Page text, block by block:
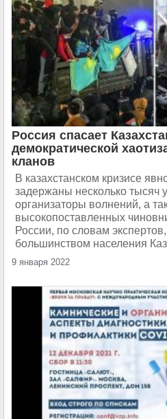
Россия спасает
демократической
кланов
В казахстанском кризисе
задержаны несколько тысяч
организаторы волнений, а
высокопоставленных
России, по словам
большинством населения
9 января 2022